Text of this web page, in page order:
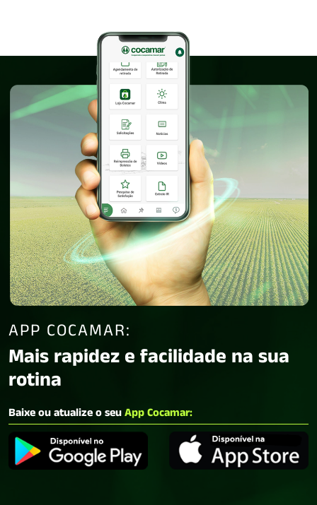
APP COCAMAR:
Mais rapidez e facilidade na sua
rotina
Baixe ou atualize o seuApp Cocamar: